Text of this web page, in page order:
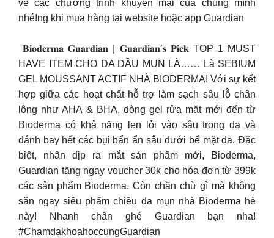
về các chương trình khuyến mãi của chúng mình
nhé!ng khi mua hàng tại website hoặc app Guardian
​ 𝐁𝐢𝐨𝐝𝐞𝐫𝐦𝐚 𝐆𝐮𝐚𝐫𝐝𝐢𝐚𝐧 | 𝐆𝐮𝐚𝐫𝐝𝐢𝐚𝐧’𝐬 𝐏𝐢𝐜𝐤 TOP 1 MUST
HAVE ITEM CHO DA DẦU MỤN LÀ…… Là SEBIUM
GEL MOUSSANT ACTIF NHÀ BIODERMA! Với sự kết
hợp giữa các hoạt chất hỗ trợ làm sạch sâu lỗ chân
lông như AHA & BHA, dòng gel rửa mặt mới đến từ
Bioderma có khả năng len lỏi vào sâu trong da và
đánh bay hết các bụi bẩn ẩn sâu dưới bể mặt da. Đặc
biệt, nhân dịp ra mắt sản phẩm mới, Bioderma,
Guardian tặng ngay voucher 30k cho hóa đơn từ 399k
các sản phẩm Bioderma. Còn chần chừ gì mà không
săn ngay siêu phẩm chiều da mụn nhà Bioderma hè
này! Nhanh chân ghé Guardian bạn nha!
#ChamdakhoahoccungGuardian